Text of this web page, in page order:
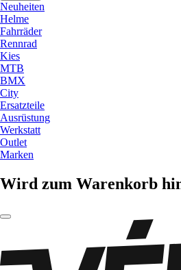
Neuheiten
Helme
Fahrräder
Rennrad
Kies
MTB
BMX
City
Ersatzteile
Ausrüstung
Werkstatt
Outlet
Marken
Wird zum Warenkorb